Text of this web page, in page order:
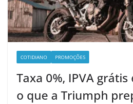
COTIDIANO PROMOÇÕES
Taxa 0%, IPVA
o que a Triumph